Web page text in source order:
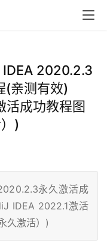
2020.2.3
(亲测有效)
成功教程图
)
永久激活成
IDEA 2022.1激活
久激活）)